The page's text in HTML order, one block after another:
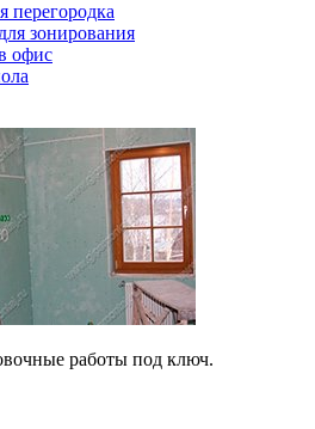
перегородка
зонирования
офис
работы под ключ.